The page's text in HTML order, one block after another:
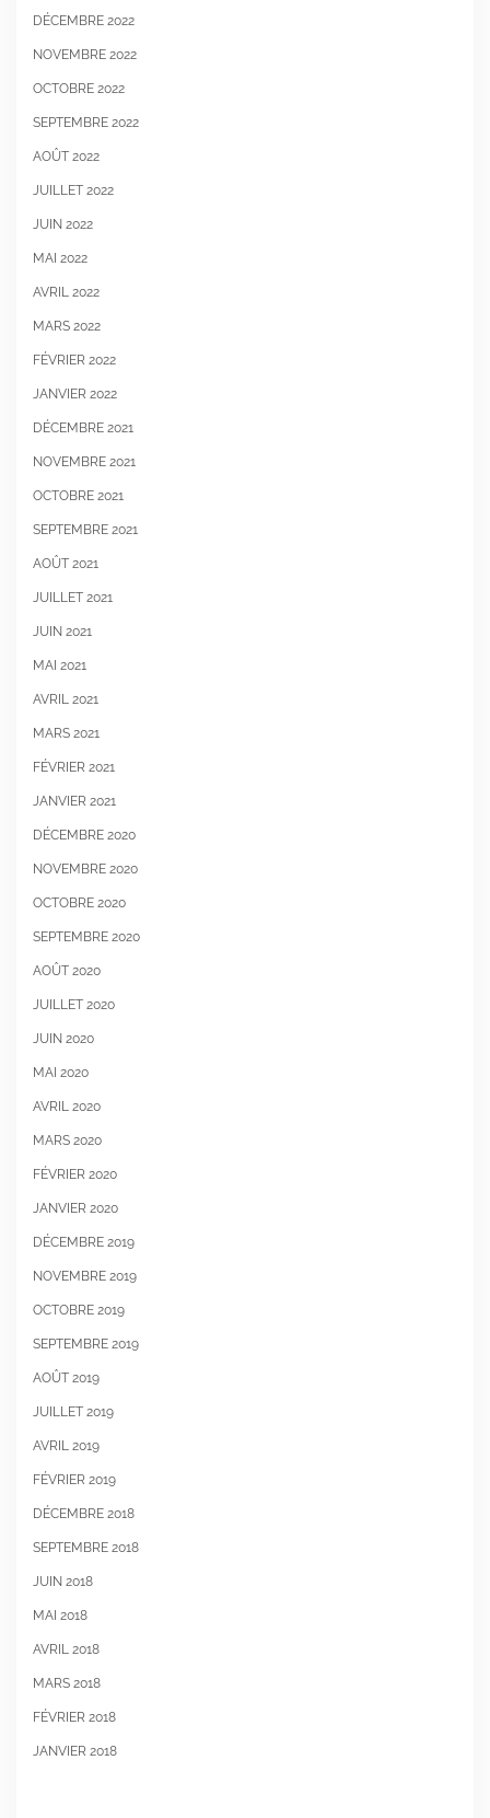
DÉCEMBRE 2022
NOVEMBRE 2022
OCTOBRE 2022
SEPTEMBRE 2022
AOÛT 2022
JUILLET 2022
JUIN 2022
MAI 2022
AVRIL 2022
MARS 2022
FÉVRIER 2022
JANVIER 2022
DÉCEMBRE 2021
NOVEMBRE 2021
OCTOBRE 2021
SEPTEMBRE 2021
AOÛT 2021
JUILLET 2021
JUIN 2021
MAI 2021
AVRIL 2021
MARS 2021
FÉVRIER 2021
JANVIER 2021
DÉCEMBRE 2020
NOVEMBRE 2020
OCTOBRE 2020
SEPTEMBRE 2020
AOÛT 2020
JUILLET 2020
JUIN 2020
MAI 2020
AVRIL 2020
MARS 2020
FÉVRIER 2020
JANVIER 2020
DÉCEMBRE 2019
NOVEMBRE 2019
OCTOBRE 2019
SEPTEMBRE 2019
AOÛT 2019
JUILLET 2019
AVRIL 2019
FÉVRIER 2019
DÉCEMBRE 2018
SEPTEMBRE 2018
JUIN 2018
MAI 2018
AVRIL 2018
MARS 2018
FÉVRIER 2018
JANVIER 2018